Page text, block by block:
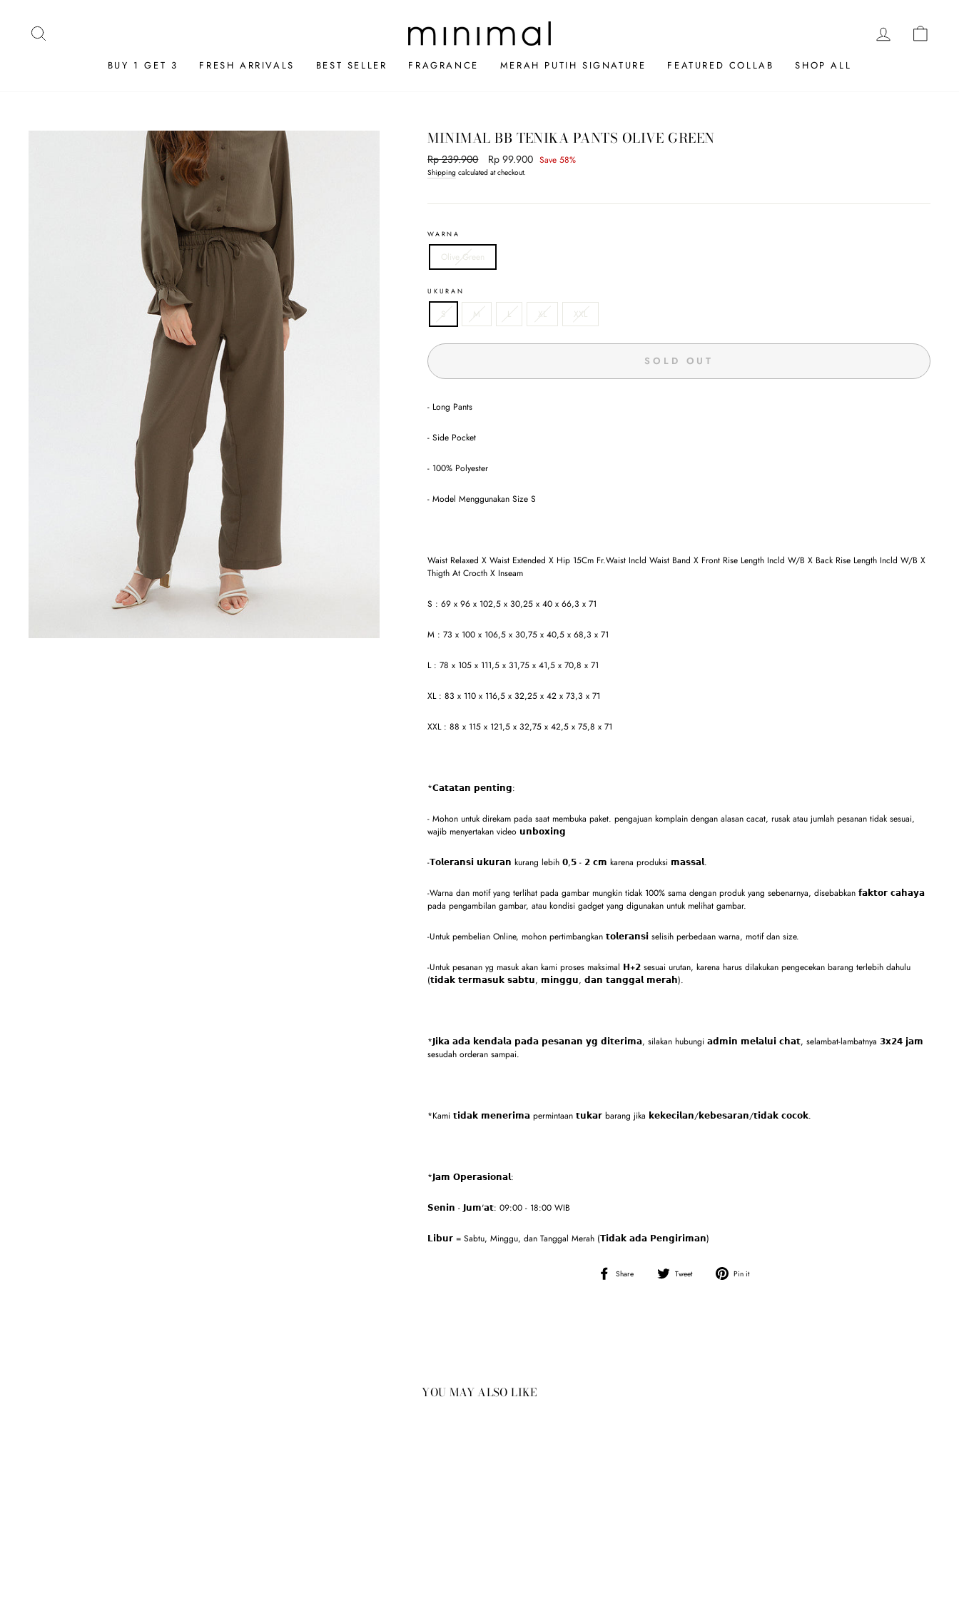
LOG IN
BUY 1 GET 3 FRESH ARRIVALS BEST SELLER FRAGRANCE MERAH PUTIH SIGNATURE FEATURED COLLAB SHOP ALL
MINIMAL BB TENIKA PANTS OLIVE GREEN
Regular
price
Rp 239.900
Sale
price
Rp 99.900 Save 58%
Shipping calculated at checkout.
WARNA
Olive Green
UKURAN
S M L XL XXL
SOLD OUT
- Long Pants
- Side Pocket
- 100% Polyester
- Model Menggunakan Size S
Waist Relaxed X Waist Extended X Hip 15Cm Fr.Waist Incld Waist Band X Front Rise Length Incld W/B X Back Rise Length Incld W/B X
Thigth At Crocth X Inseam
S : 69 x 96 x 102,5 x 30,25 x 40 x 66,3 x 71
M : 73 x 100 x 106,5 x 30,75 x 40,5 x 68,3 x 71
L : 78 x 105 x 111,5 x 31,75 x 41,5 x 70,8 x 71
XL : 83 x 110 x 116,5 x 32,25 x 42 x 73,3 x 71
XXL : 88 x 115 x 121,5 x 32,75 x 42,5 x 75,8 x 71
*𝗖𝗮𝘁𝗮𝘁𝗮𝗻 𝗽𝗲𝗻𝘁𝗶𝗻𝗴:
- Mohon untuk direkam pada saat membuka paket. pengajuan komplain dengan alasan cacat, rusak atau jumlah pesanan tidak sesuai,
wajib menyertakan video 𝘂𝗻𝗯𝗼𝘅𝗶𝗻𝗴
-𝗧𝗼𝗹𝗲𝗿𝗮𝗻𝘀𝗶 𝘂𝗸𝘂𝗿𝗮𝗻 kurang lebih 𝟬,𝟱 - 𝟮 𝗰𝗺 karena produksi 𝗺𝗮𝘀𝘀𝗮𝗹.
-Warna dan motif yang terlihat pada gambar mungkin tidak 100% sama dengan produk yang sebenarnya, disebabkan 𝗳𝗮𝗸𝘁𝗼𝗿 𝗰𝗮𝗵𝗮𝘆𝗮
pada pengambilan gambar, atau kondisi gadget yang digunakan untuk melihat gambar.
-Untuk pembelian Online, mohon pertimbangkan 𝘁𝗼𝗹𝗲𝗿𝗮𝗻𝘀𝗶 selisih perbedaan warna, motif dan size.
-Untuk pesanan yg masuk akan kami proses maksimal 𝗛+𝟮 sesuai urutan, karena harus dilakukan pengecekan barang terlebih dahulu
(𝘁𝗶𝗱𝗮𝗸 𝘁𝗲𝗿𝗺𝗮𝘀𝘂𝗸 𝘀𝗮𝗯𝘁𝘂, 𝗺𝗶𝗻𝗴𝗴𝘂, 𝗱𝗮𝗻 𝘁𝗮𝗻𝗴𝗴𝗮𝗹 𝗺𝗲𝗿𝗮𝗵).
*𝗝𝗶𝗸𝗮 𝗮𝗱𝗮 𝗸𝗲𝗻𝗱𝗮𝗹𝗮 𝗽𝗮𝗱𝗮 𝗽𝗲𝘀𝗮𝗻𝗮𝗻 𝘆𝗴 𝗱𝗶𝘁𝗲𝗿𝗶𝗺𝗮, silakan hubungi 𝗮𝗱𝗺𝗶𝗻 𝗺𝗲𝗹𝗮𝗹𝘂𝗶 𝗰𝗵𝗮𝘁, selambat-lambatnya 𝟯𝘅𝟮𝟰 𝗷𝗮𝗺
sesudah orderan sampai.
*Kami 𝘁𝗶𝗱𝗮𝗸 𝗺𝗲𝗻𝗲𝗿𝗶𝗺𝗮 permintaan 𝘁𝘂𝗸𝗮𝗿 barang jika 𝗸𝗲𝗸𝗲𝗰𝗶𝗹𝗮𝗻/𝗸𝗲𝗯𝗲𝘀𝗮𝗿𝗮𝗻/𝘁𝗶𝗱𝗮𝗸 𝗰𝗼𝗰𝗼𝗸.
*𝗝𝗮𝗺 𝗢𝗽𝗲𝗿𝗮𝘀𝗶𝗼𝗻𝗮𝗹:
𝗦𝗲𝗻𝗶𝗻 - 𝗝𝘂𝗺'𝗮𝘁: 09:00 - 18:00 WIB
𝗟𝗶𝗯𝘂𝗿 = Sabtu, Minggu, dan Tanggal Merah (𝗧𝗶𝗱𝗮𝗸 𝗮𝗱𝗮 𝗣𝗲𝗻𝗴𝗶𝗿𝗶𝗺𝗮𝗻)
Share
Share
Tweet
Tweet
Pin it
YOU MAY ALSO LIKE